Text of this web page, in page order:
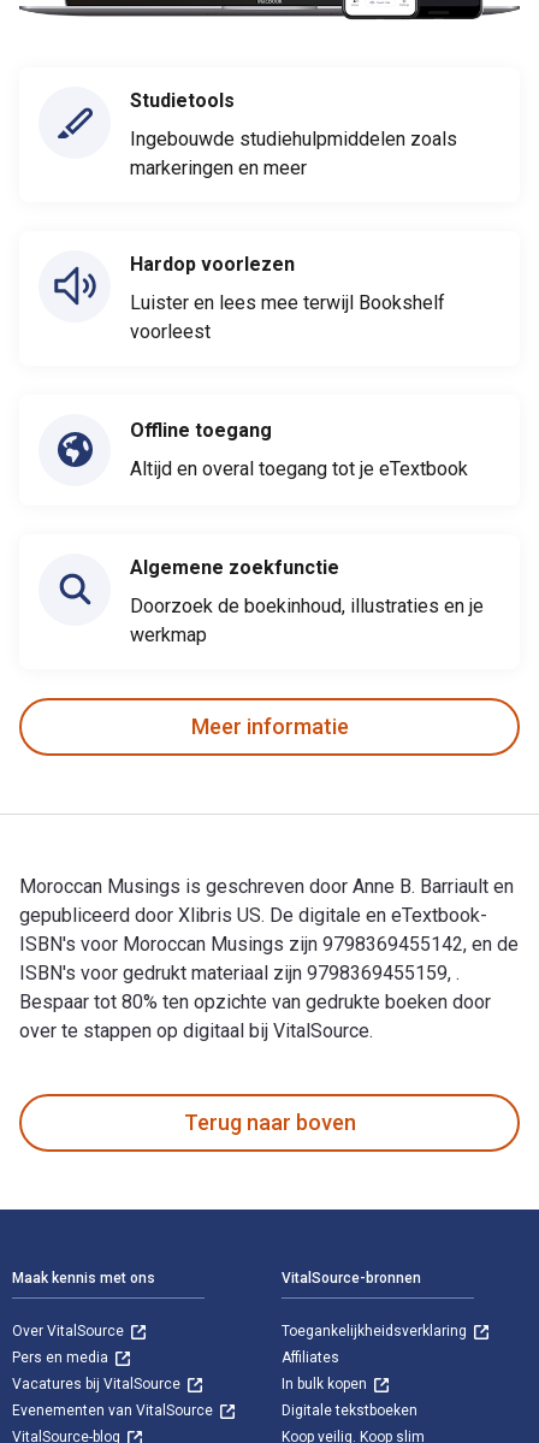
Studietools
Ingebouwde studiehulpmiddelen zoals
markeringen en meer
Hardop voorlezen
Luister en lees mee terwijl Bookshelf
voorleest
Offline toegang
Altijd en overal toegang tot je eTextbook
Algemene zoekfunctie
Doorzoek de boekinhoud, illustraties en je
werkmap
Meer informatie
Moroccan Musings is geschreven door Anne B. Barriault en
gepubliceerd door Xlibris US. De digitale en eTextbook-
ISBN's voor Moroccan Musings zijn 9798369455142, en de
ISBN's voor gedrukt materiaal zijn 9798369455159, .
Bespaar tot 80% ten opzichte van gedrukte boeken door
over te stappen op digitaal bij VitalSource.
Terug naar boven
Maak kennis met ons
Over VitalSource
Pers en media
Vacatures bij VitalSource
Evenementen van VitalSource
VitalSource-blog
VitalSource-bronnen
Toegankelijkheidsverklaring
Affiliates
In bulk kopen
Digitale tekstboeken
Koop veilig. Koop slim